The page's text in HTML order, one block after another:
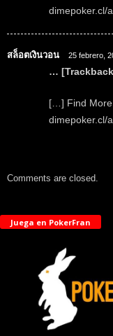
dimepoker.cl/
สล็อตเงินวอน 25 febrero,
…
[…] Find More
dimepoker.cl/
Comments are closed.
Juega en PokerFran